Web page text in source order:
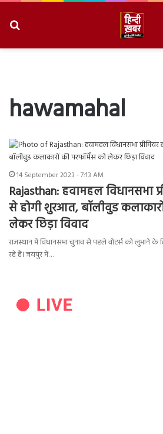
hawamahal
14 September 2023 - 7:13 AM
Rajasthan: हवामहल विधानसभा
से होगी शुरआत, बॉलीवुड
लेकर छिड़ा विवाद
राजस्थान में विधानसभा चुनाव से पहले वोटर्स को लुभाने के
रहे हैं। जयपुर में…